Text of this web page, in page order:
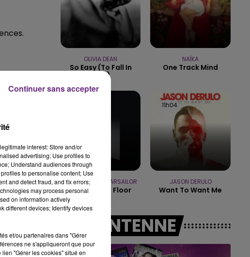
15h00 - 19h00
LE CLUB CHAMPAGNE FM
dans
femme
OLIVIA DEAN
So Easy (to Fall In
Love)
NAÏKA
One Track Mind
OFENBACH & STARSAILOR
Four To The Floor
11h04
11h04
JASON DERULO
Want To Want Me
A L'ANTENNE
interest: Store and/or
advertising; Use profiles to
Understand audiences through
to personalise content; Use
and detect fraud, and fix errors;
may process personal
on information actively
different devices; Identify devices
et/ou partenaires dans "Gérer
ne s'appliqueront que pour
"Gérer les cookies" situé en
Continuer sans accepter